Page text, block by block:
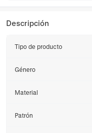
Descripción
Tipo de producto
Género
Material
Patrón